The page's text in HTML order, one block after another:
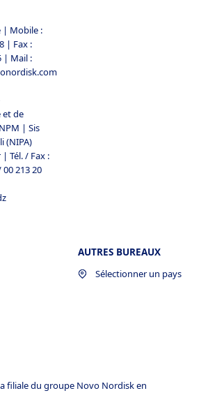
européenne comme un
de protection des données à
des clauses contractuelles
commissions de l’UE le
données personnelles vers des
pouvez obtenir une copie
en nous contactant comme décrit
1;
protection de la vie privée UE-
shield et basées aux États-Unis.
et une liste des entreprises
Shield et organisations sont
welcome
| Mobile :
| Fax :
| Mail :
et de
| Sis
(NIPA)
Tél. / Fax :
00 213 20
AUTRES BUREAUX
Sélectionner un pays
filiale du groupe Novo Nordisk en